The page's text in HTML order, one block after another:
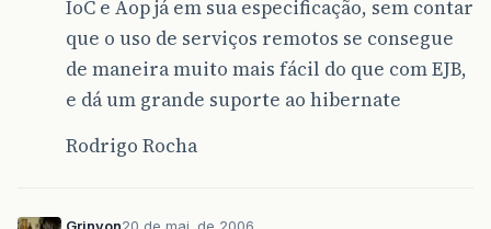
IoC e Aop já em sua especificação, sem contar
que o uso de serviços remotos se consegue
de maneira muito mais fácil do que com EJB,
e dá um grande suporte ao hibernate
Rodrigo Rocha